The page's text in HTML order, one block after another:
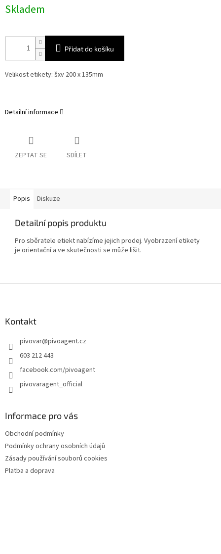
cena:
Skladem
Přidat do košíku
Velikost etikety: šxv 200 x 135mm
Detailní informace
ZEPTAT SE SDÍLET
Popis Diskuze
Detailní popis produktu
Pro sběratele etiekt nabízíme jejich prodej. Vyobrazení etikety
je orientační a ve skutečnosti se může lišit.
Kontakt
pivovar@pivoagent.cz
603 212 443
facebook.com/pivoagent
pivovaragent_official
Informace pro vás
Obchodní podmínky
Podmínky ochrany osobních údajů
Zásady používání souborů cookies
Platba a doprava